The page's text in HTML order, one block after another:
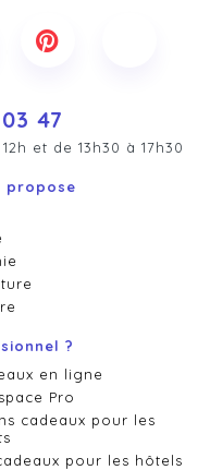
47
et de 13h30 à 17h30
propose
?
en ligne
Pro
cadeaux pour les
pour les hôtels